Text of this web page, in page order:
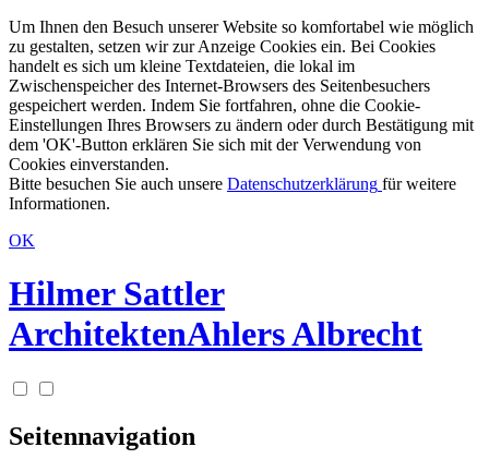
Um Ihnen den Besuch unserer Website so komfortabel wie möglich
zu gestalten, setzen wir zur Anzeige Cookies ein. Bei Cookies
handelt es sich um kleine Textdateien, die lokal im
Zwischenspeicher des Internet-Browsers des Seitenbesuchers
gespeichert werden. Indem Sie fortfahren, ohne die Cookie-
Einstellungen Ihres Browsers zu ändern oder durch Bestätigung mit
dem 'OK'-Button erklären Sie sich mit der Verwendung von
Cookies einverstanden.
Bitte besuchen Sie auch unsere Datenschutzerklärung für weitere
Informationen.
OK
Hilmer Sattler
ArchitektenAhlers Albrecht
Seitennavigation